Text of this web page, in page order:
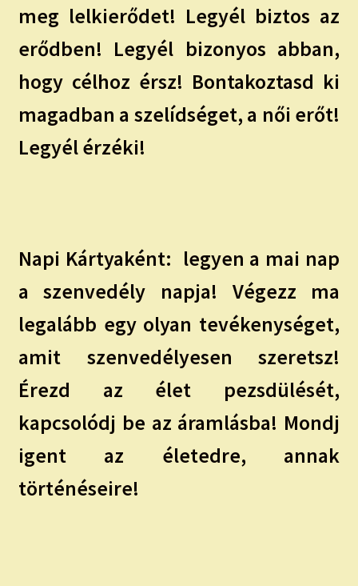
meg lelkierődet! Legyél biztos az
erődben! Legyél bizonyos abban,
hogy célhoz érsz! Bontakoztasd ki
magadban a szelídséget, a női erőt!
Legyél érzéki!
Napi Kártyaként: legyen a mai nap
a szenvedély napja! Végezz ma
legalább egy olyan tevékenységet,
amit szenvedélyesen szeretsz!
Érezd az élet pezsdülését,
kapcsolódj be az áramlásba! Mondj
igent az életedre, annak
történéseire!